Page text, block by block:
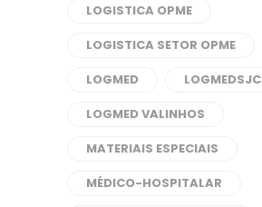
LOGISTICA OPME
LOGISTICA SETOR OPME
LOGMED
LOGMEDSJC
LOGMED VALINHOS
MATERIAIS ESPECIAIS
MÉDICO-HOSPITALAR